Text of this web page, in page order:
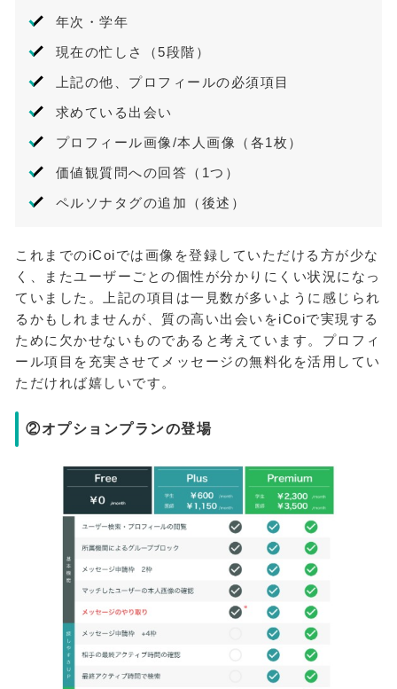
年次・学年
現在の忙しさ（5段階）
上記の他、プロフィールの必須項目
求めている出会い
プロフィール画像/本人画像（各1枚）
価値観質問への回答（1つ）
ペルソナタグの追加（後述）
これまでのiCoiでは画像を登録していただける方が少な
く、またユーザーごとの個性が分かりにくい状況になっ
ていました。上記の項目は一見数が多いように感じられ
るかもしれませんが、質の高い出会いをiCoiで実現する
ために欠かせないものであると考えています。プロフィ
ール項目を充実させてメッセージの無料化を活用してい
ただければ嬉しいです。
②オプションプランの登場